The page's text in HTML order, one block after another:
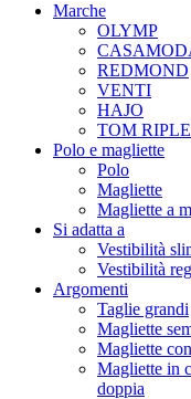
Marche
OLYMP
REDMOND
VENTI
HAJO
TOM
Polo e magliette
Polo
Magliette
Magliette a
Si adatta a
Vestibilità
Vestibilità
Argomenti
Taglie grandi
Magliette
Magliette
Magliette in
doppia